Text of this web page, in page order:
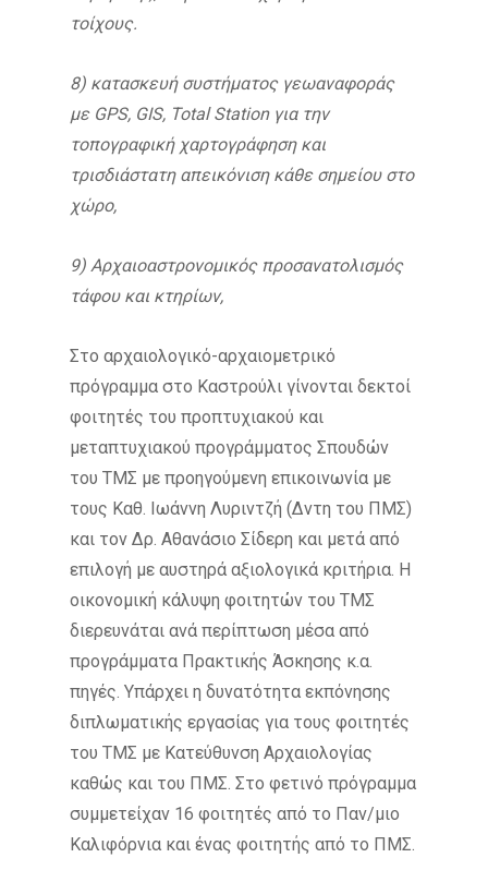
τοίχους.
8) κατασκευή συστήματος γεωαναφοράς
με GPS, GIS, TotalStation για την
τοπογραφική χαρτογράφηση και
τρισδιάστατη απεικόνιση κάθε σημείου στο
χώρο,
9) Αρχαιοαστρονομικός προσανατολισμός
τάφου και κτηρίων,
Στο αρχαιολογικό-αρχαιομετρικό
πρόγραμμα στο Καστρούλι γίνονται δεκτοί
φοιτητές του προπτυχιακού και
μεταπτυχιακού προγράμματος Σπουδών
του ΤΜΣ με προηγούμενη επικοινωνία με
τους Καθ. Ιωάννη Λυριντζή (Δντη του ΠΜΣ)
και τον Δρ. Αθανάσιο Σίδερη και μετά από
επιλογή με αυστηρά αξιολογικά κριτήρια. Η
οικονομική κάλυψη φοιτητών του ΤΜΣ
διερευνάται ανά περίπτωση μέσα από
προγράμματα Πρακτικής Άσκησης κ.α.
πηγές. Υπάρχει η δυνατότητα εκπόνησης
διπλωματικής εργασίας για τους φοιτητές
του ΤΜΣ με Κατεύθυνση Αρχαιολογίας
καθώς και του ΠΜΣ. Στο φετινό πρόγραμμα
συμμετείχαν 16 φοιτητές από το Παν/μιο
Καλιφόρνια και ένας φοιτητής από το ΠΜΣ.